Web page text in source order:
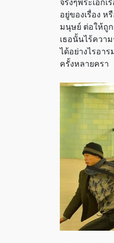
จริงๆพระเอกเ
อยู่ของเรื่อง ห
มนุษย์ ต่อให้ถูก
เธอนั้นไร้ควา
ได้อย่างไรอา
ครั้งหลายครา